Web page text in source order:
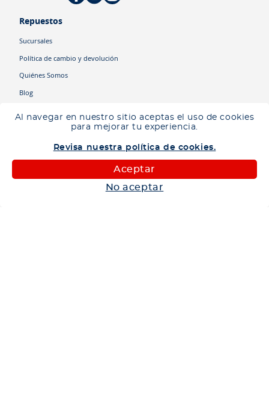
Al navegar en nuestro sitio aceptas el uso de cookies
para mejorar tu experiencia.
Revisa nuestra política de cookies.
Aceptar
No aceptar
Ingresa tu ubicación para ver los productos disponibles en tu zona
Repuestos
Sucursales
Política de cambio y devolución
Quiénes Somos
Blog